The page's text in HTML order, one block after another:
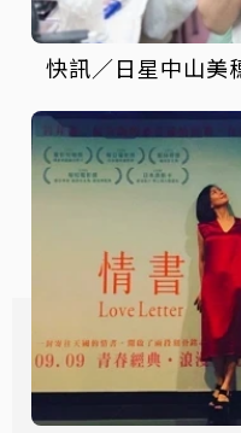
快訊／日星中山美